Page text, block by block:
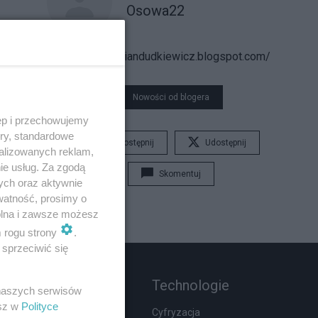
Osowa22
https://adriandudkiewicz.blogspot.com/
Nowości od blogera
Udostępnij Udostępnij
Skomentuj
Rozmaitości
Wypadki
Technologie
Cyfryzacja
i przechowujemy
standardowe
reklam,
usług. Za zgodą
oraz aktywnie
prosimy o
i zawsze możesz
rogu strony
.
się
serwisów
w Polityce